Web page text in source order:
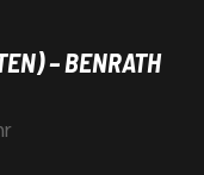
– BENRATH